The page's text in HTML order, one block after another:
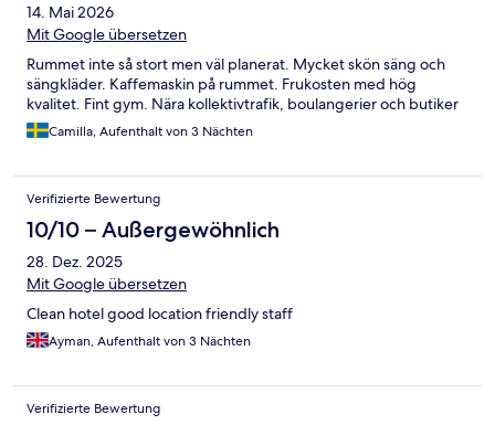
14. Mai 2026
Mit Google übersetzen
Rummet inte så stort men väl planerat. Mycket skön säng och
sängkläder. Kaffemaskin på rummet. Frukosten med hög
kvalitet. Fint gym. Nära kollektivtrafik, boulangerier och butiker
Camilla, Aufenthalt von 3 Nächten
Verifizierte Bewertung
10/10 – Außergewöhnlich
28. Dez. 2025
Mit Google übersetzen
Clean hotel good location friendly staff
Ayman, Aufenthalt von 3 Nächten
Verifizierte Bewertung